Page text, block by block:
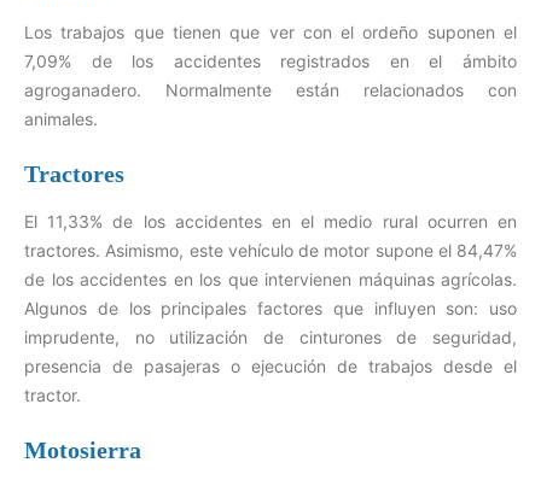
Los trabajos que tienen que ver con el ordeño suponen el
7,09% de los accidentes registrados en el ámbito
agroganadero. Normalmente están relacionados con
animales.
Tractores
El 11,33% de los accidentes en el medio rural ocurren en
tractores. Asimismo, este vehículo de motor supone el 84,47%
de los accidentes en los que intervienen máquinas agrícolas.
Algunos de los principales factores que influyen son: uso
imprudente, no utilización de cinturones de seguridad,
presencia de pasajeras o ejecución de trabajos desde el
tractor.
Motosierra